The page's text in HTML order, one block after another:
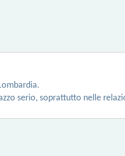
serio, soprattutto nelle